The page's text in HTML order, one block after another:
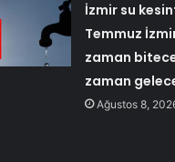
İzmir su
Temmuz
zaman
zaman
Ağustos 8,